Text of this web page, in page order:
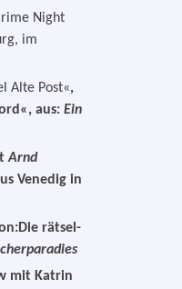
Night
im
Alte Post«,
aus:Ein
Arnd
Venedig in
rät­sel­
mit Katrin